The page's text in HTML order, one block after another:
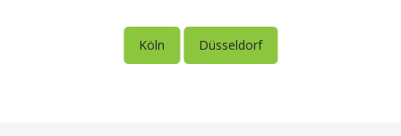
Köln Düsseldorf